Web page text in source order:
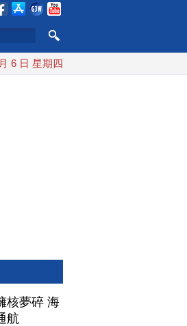
烏克蘭貨機旁驚現炸彈無人機
6 日 星期四
核夢碎 海
航